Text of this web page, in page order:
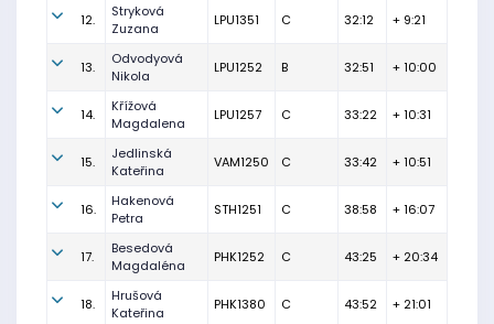
12.
Stryková
Zuzana
LPU1351 C 32:12 + 9:21
13.
Odvodyová
Nikola
LPU1252 B 32:51 + 10:00
14.
Křížová
Magdalena
LPU1257 C 33:22 + 10:31
15.
Jedlinská
Kateřina
VAM1250 C 33:42 + 10:51
16.
Hakenová
Petra
STH1251 C 38:58 + 16:07
17.
Besedová
Magdaléna
PHK1252 C 43:25 + 20:34
18.
Hrušová
Kateřina
PHK1380 C 43:52 + 21:01